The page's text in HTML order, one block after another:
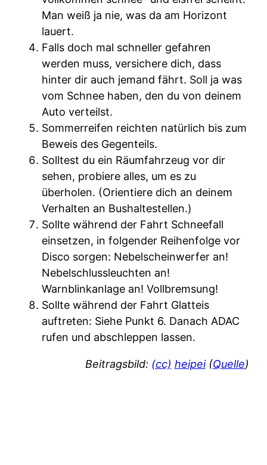
Man weiß ja nie, was da am Horizont
lauert.
Falls doch mal schneller gefahren
werden muss, versichere dich, dass
hinter dir auch jemand fährt. Soll ja was
vom Schnee haben, den du von deinem
Auto verteilst.
Sommerreifen reichten natürlich bis zum
Beweis des Gegenteils.
Solltest du ein Räumfahrzeug vor dir
sehen, probiere alles, um es zu
überholen. (Orientiere dich an deinem
Verhalten an Bushaltestellen.)
Sollte während der Fahrt Schneefall
einsetzen, in folgender Reihenfolge vor
Disco sorgen: Nebelscheinwerfer an!
Nebelschlussleuchten an!
Warnblinkanlage an! Vollbremsung!
Sollte während der Fahrt Glatteis
auftreten: Siehe Punkt 6. Danach ADAC
rufen und abschleppen lassen.
Beitragsbild: (cc) heipei(Quelle)